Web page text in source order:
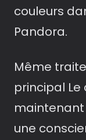
couleurs
Pandora.
Même
principal
une